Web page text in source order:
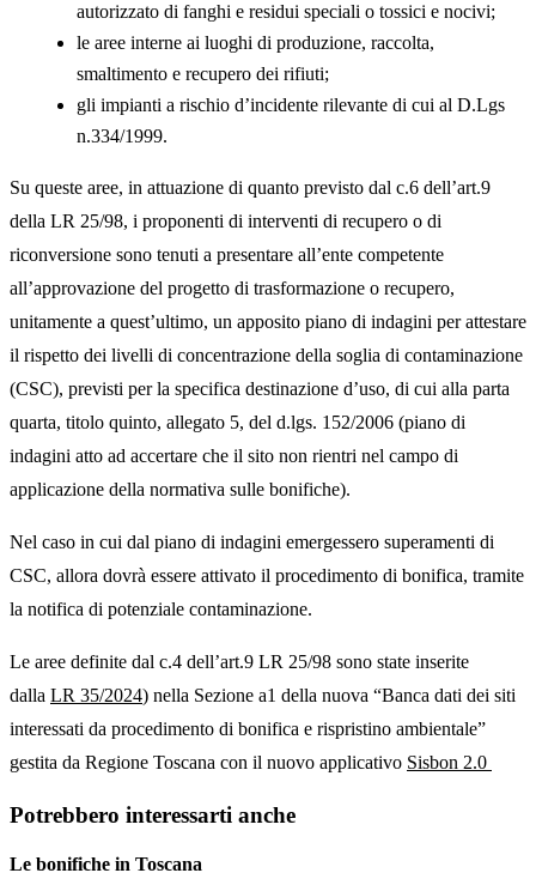
autorizzato di fanghi e residui speciali o tossici e nocivi;
le aree interne ai luoghi di produzione, raccolta,
smaltimento e recupero dei rifiuti;
gli impianti a rischio d’incidente rilevante di cui al D.Lgs
n.334/1999.
Su queste aree, in attuazione di quanto previsto dal c.6 dell’art.9
della LR 25/98, i proponenti di interventi di recupero o di
riconversione sono tenuti a presentare all’ente competente
all’approvazione del progetto di trasformazione o recupero,
unitamente a quest’ultimo, un apposito piano di indagini per attestare
il rispetto dei livelli di concentrazione della soglia di contaminazione
(CSC), previsti per la specifica destinazione d’uso, di cui alla parta
quarta, titolo quinto, allegato 5, del d.lgs. 152/2006 (piano di
indagini atto ad accertare che il sito non rientri nel campo di
applicazione della normativa sulle bonifiche).
Nel caso in cui dal piano di indagini emergessero superamenti di
CSC, allora dovrà essere attivato il procedimento di bonifica, tramite
la notifica di potenziale contaminazione.
Le aree definite dal c.4 dell’art.9 LR 25/98 sono state inserite
dalla LR 35/2024) nella Sezione a1 della nuova “Banca dati dei siti
interessati da procedimento di bonifica e rispristino ambientale”
gestita da Regione Toscana con il nuovo applicativo Sisbon 2.0
Potrebbero interessarti anche
Le bonifiche in Toscana